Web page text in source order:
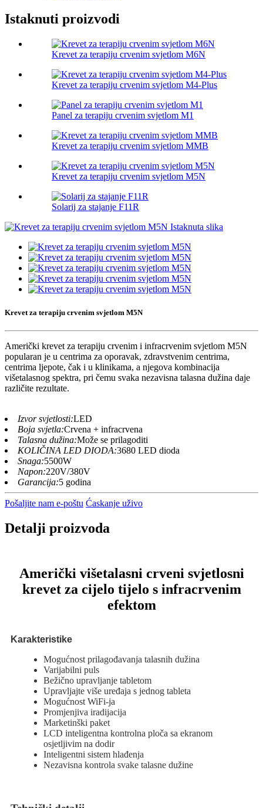
Istaknuti proizvodi
Krevet za terapiju crvenim svjetlom M6N
Krevet za terapiju crvenim svjetlom M4-Plus
Panel za terapiju crvenim svjetlom M1
Krevet za terapiju crvenim svjetlom MMB
Krevet za terapiju crvenim svjetlom M5N
Solarij za stajanje F11R
Krevet za terapiju crvenim svjetlom M5N
Američki krevet za terapiju crvenim i infracrvenim svjetlom M5N
popularan je u centrima za oporavak, zdravstvenim centrima,
centrima ljepote, čak i u klinikama, a njegova kombinacija
višetalasnog spektra, pri čemu svaka nezavisna talasna dužina daje
različite rezultate.
Izvor svjetlosti:LED
Boja svjetla:Crvena + infracrvena
Talasna dužina:Može se prilagoditi
KOLIČINA LED DIODA:3680 LED dioda
Snaga:5500W
Napon:220V/380V
Garancija:5 godina
Pošaljite nam e-poštu Ćaskanje uživo
Detalji proizvoda
Američki višetalasni crveni svjetlosni
krevet za cijelo tijelo s infracrvenim
efektom
Karakteristike
Mogućnost prilagođavanja talasnih dužina
Varijabilni puls
Bežično upravljanje tabletom
Upravljajte više uređaja s jednog tableta
Mogućnost WiFi-ja
Promjenjiva iradijacija
Marketinški paket
LCD inteligentna kontrolna ploča sa ekranom
osjetljivim na dodir
Inteligentni sistem hlađenja
Nezavisna kontrola svake talasne dužine